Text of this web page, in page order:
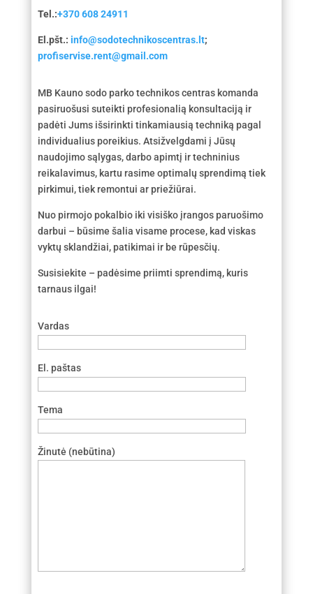
Tel.:+370 608 24911
El.pšt.: info@sodotechnikoscentras.lt;
profiservise.rent@gmail.com
MB Kauno sodo parko technikos centras komanda
pasiruošusi suteikti profesionalią konsultaciją ir
padėti Jums išsirinkti tinkamiausią techniką pagal
individualius poreikius. Atsižvelgdami į Jūsų
naudojimo sąlygas, darbo apimtį ir techninius
reikalavimus, kartu rasime optimalų sprendimą tiek
pirkimui, tiek remontui ar priežiūrai.
Nuo pirmojo pokalbio iki visiško įrangos paruošimo
darbui – būsime šalia visame procese, kad viskas
vyktų sklandžiai, patikimai ir be rūpesčių.
Susisiekite – padėsime priimti sprendimą, kuris
tarnaus ilgai!
Vardas
El. paštas
Tema
Žinutė (nebūtina)